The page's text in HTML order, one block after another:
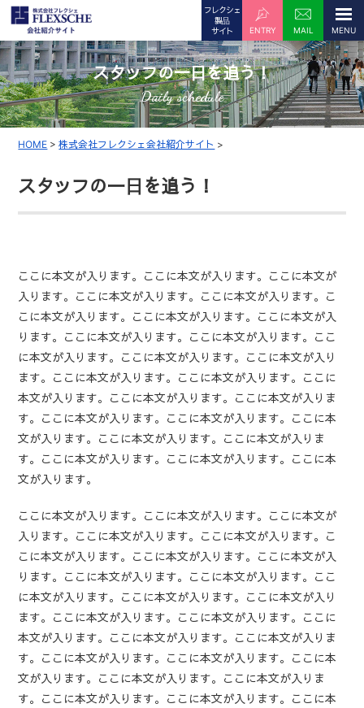
フレクシェ
製品
サイト
ENTRY MAIL
スタッフの一日を追う！
Daily schedule
HOME >株式会社フレクシェ会社紹介サイト >
スタッフの一日を追う！
ここに本文が入ります。ここに本文が入ります。ここに本文が
入ります。ここに本文が入ります。ここに本文が入ります。こ
こに本文が入ります。ここに本文が入ります。ここに本文が入
ります。ここに本文が入ります。ここに本文が入ります。ここ
に本文が入ります。ここに本文が入ります。ここに本文が入り
ます。ここに本文が入ります。ここに本文が入ります。ここに
本文が入ります。ここに本文が入ります。ここに本文が入りま
す。ここに本文が入ります。ここに本文が入ります。ここに本
文が入ります。ここに本文が入ります。ここに本文が入りま
す。ここに本文が入ります。ここに本文が入ります。ここに本
文が入ります。
ここに本文が入ります。ここに本文が入ります。ここに本文が
入ります。ここに本文が入ります。ここに本文が入ります。こ
こに本文が入ります。ここに本文が入ります。ここに本文が入
ります。ここに本文が入ります。ここに本文が入ります。ここ
に本文が入ります。ここに本文が入ります。ここに本文が入り
ます。ここに本文が入ります。ここに本文が入ります。ここに
本文が入ります。ここに本文が入ります。ここに本文が入りま
す。ここに本文が入ります。ここに本文が入ります。ここに本
文が入ります。ここに本文が入ります。ここに本文が入りま
す。ここに本文が入ります。ここに本文が入ります。ここに本